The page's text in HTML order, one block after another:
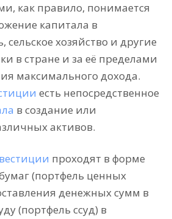
как правило, понимается
капитала в
хозяйство и другие
в стране и за её пределами
максимального дохода.
есть непосредственное
в создание или
активов.
проходят в форме
(портфель ценных
денежных сумм в
(портфель ссуд) в